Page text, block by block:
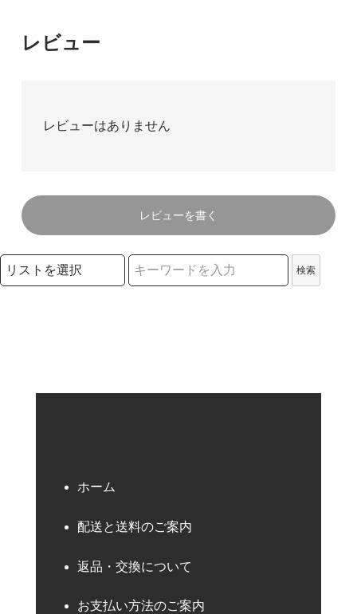
レビュー
レビューはありません
レビューを書く
検索リストの選択
検索
ホーム
配送と送料のご案内
返品・交換について
お支払い方法のご案内